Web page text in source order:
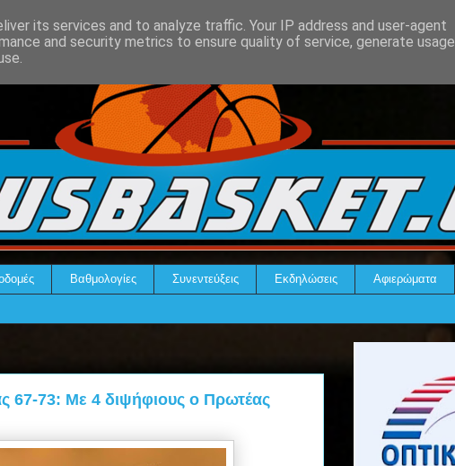
Βαθμολογίες Συνεντεύξεις Εκδηλώσεις Αφιερώματα
67-73: Με 4 διψήφιους ο Πρωτέας
its services and to analyze traffic. Your IP address and user-agent
and security metrics to ensure quality of service, generate usage